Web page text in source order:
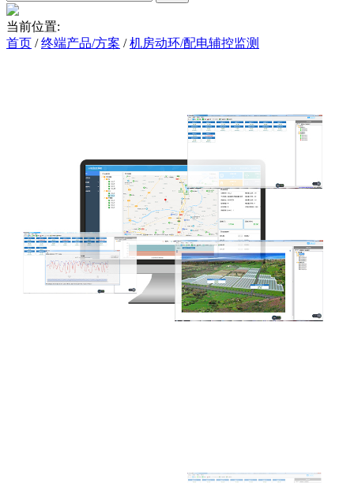
当前位置:
首页 /终端产品/方案 /机房动环/配电辅控监测